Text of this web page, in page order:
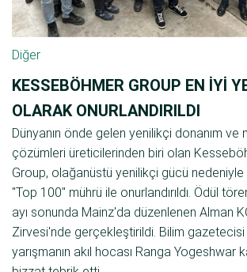
Diğer
KESSEBÖHMER GROUP EN IYI
OLARAK ONURLANDIRILDI
Dünyanın önde gelen yenilikçi donanım ve
çözümleri üreticilerinden biri olan
Group, olağanüstü yenilikçi gücü nedeniyle
"Top 100" mührü ile onurlandırıldı. Ödül
ayı sonunda Mainz'da düzenlenen Alman
Zirvesi'nde gerçekleştirildi. Bilim gazetecisi
yarışmanın akıl hocası Ranga Yogeshwar